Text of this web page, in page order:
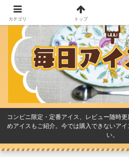
コンビニ限定・定番アイス、レビュー随時
めアイスもご紹介。今では購入できないア
い。
カテゴリ トップ